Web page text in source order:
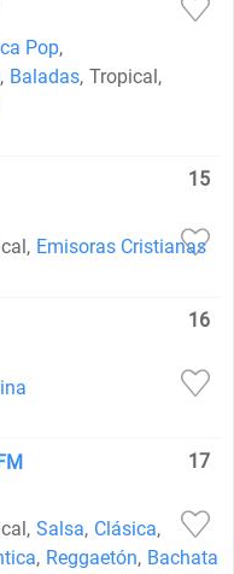
Pop,
, Baladas, Tropical,
15
, Emisoras Cristianas
16
17
, Salsa, Clásica,
, Reggaetón, Bachata